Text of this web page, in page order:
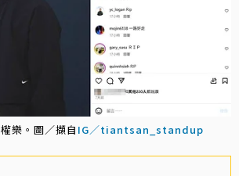
樂。圖／擷自 IG／tiantsan_standup